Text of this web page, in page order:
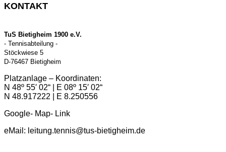
KONTAKT
TuS Bietigheim 1900 e.V.
- Tennisabteilung -
Stöckwiese 5
D-76467 Bietigheim
Platzanlage – Koordinaten:
N 48º 55′ 02“ | E 08º 15′ 02“
N 48.917222 | E 8.250556
Google- Map- Link
eMail: leitung.tennis@tus-bietigheim.de